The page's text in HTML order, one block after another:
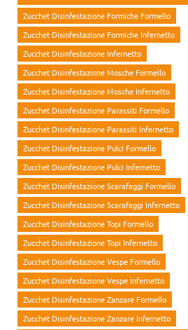
Zucchet Disinfestazione Formiche Formello
Zucchet Disinfestazione Formiche Infernetto
Zucchet Disinfestazione Infernetto
Zucchet Disinfestazione Mosche Formello
Zucchet Disinfestazione Mosche Infernetto
Zucchet Disinfestazione Parassiti Formello
Zucchet Disinfestazione Parassiti Infernetto
Zucchet Disinfestazione Pulci Formello
Zucchet Disinfestazione Pulci Infernetto
Zucchet Disinfestazione Scarafaggi Formello
Zucchet Disinfestazione Scarafaggi Infernetto
Zucchet Disinfestazione Topi Formello
Zucchet Disinfestazione Topi Infernetto
Zucchet Disinfestazione Vespe Formello
Zucchet Disinfestazione Vespe Infernetto
Zucchet Disinfestazione Zanzare Formello
Zucchet Disinfestazione Zanzare Infernetto